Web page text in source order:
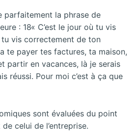
parfaitement la phrase de
: 18« C’est le jour où tu vis
vis correctement de ton
te payer tes factures, ta maison,
partir en vacances, là je serais
réussi. Pour moi c’est à ça que
sont évaluées du point
celui de l’entreprise.